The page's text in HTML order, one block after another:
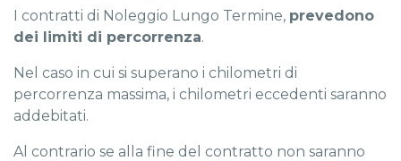
I contratti di Noleggio Lungo Termine, prevedono
dei limiti di percorrenza.
Nel caso in cui si superano i chilometri di
percorrenza massima, i chilometri eccedenti saranno
addebitati.
Al contrario se alla fine del contratto non saranno